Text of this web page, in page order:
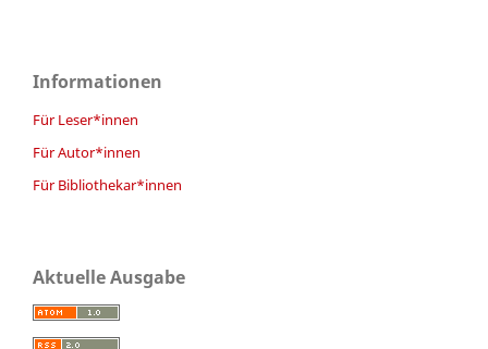
Informationen
Für Leser*innen
Für Autor*innen
Für Bibliothekar*innen
Aktuelle Ausgabe